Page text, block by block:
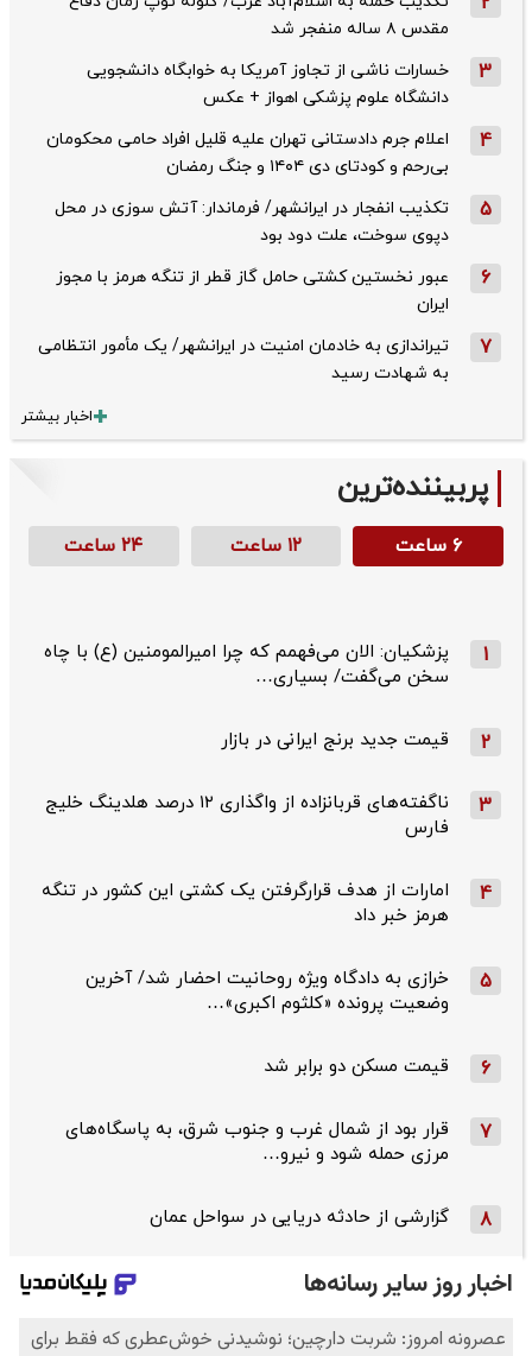
مقدس ۸ ساله منفجر شد
3
خسارات ناشی از تجاوز آمریکا به خوابگاه دانشجویی
دانشگاه علوم پزشکی اهواز + عکس
4
اعلام جرم دادستانی تهران علیه قلیل افراد حامی محکومان
بی‌رحم و کودتای دی‌ ۱۴۰۴ و جنگ رمضان
5
تکذیب ‌انفجار در ایرانشهر/ فرماندار: آتش سوزی در محل
دپوی سوخت، علت دود بود
6
عبور نخستین کشتی حامل گاز قطر از تنگه هرمز با مجوز
ایران
7
تیراندازی به خادمان امنیت در ایرانشهر/ یک مأمور انتظامی
به شهادت رسید
اخبار بیشتر
پربیننده‌ترین
۶ ساعت ۱۲ ساعت ۲۴ ساعت
1
پزشکیان: الان می‌فهمم که چرا امیرالمومنین (ع) با چاه
سخن می‌گفت/ بسیاری…
2 قیمت جدید برنج ایرانی در بازار
3
ناگفته‌های قربانزاده از واگذاری ۱۲ درصد هلدینگ خلیج
فارس
4
امارات از هدف قرارگرفتن یک کشتی این کشور در تنگه
هرمز خبر داد
5
خرازی به دادگاه ویژه روحانیت احضار شد/ آخرین
وضعیت پرونده «کلثوم اکبری»…
6 قیمت مسکن دو برابر شد
7
قرار بود از شمال ‌غرب و جنوب‌ شرق، به پاسگاه‌های
مرزی حمله شود و نیرو…
8 گزارشی از حادثه دریایی در سواحل عمان